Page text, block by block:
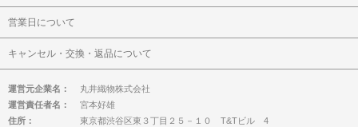
営業日について
キャンセル・交換・返品について
運営元企業名：
丸井織物株式会社
運営責任者名：
宮本好雄
住所：
東京都渋谷区東３丁目２５－１０ T&Tビル 4